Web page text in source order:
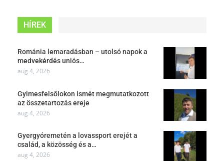
HÍREK
Románia lemaradásban – utolsó napok a
medvekérdés uniós…
aug 4, 2026
Gyimesfelsőlokon ismét megmutatkozott
az összetartozás ereje
aug 4, 2026
Gyergyóremetén a lovassport erejét a
család, a közösség és a…
aug 4, 2026